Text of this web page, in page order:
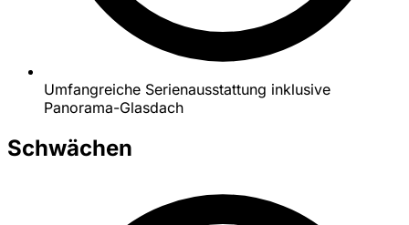
Umfangreiche Serienausstattung inklusive
Panorama-Glasdach
Schwächen